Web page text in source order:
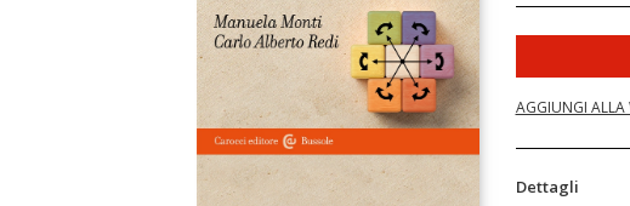
AGGIUNGI ALLA
Dettagli